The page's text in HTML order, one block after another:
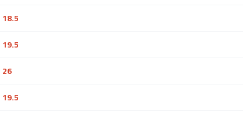
18.5 جـ
19.5 جـ
26 جـ
19.5 جـ